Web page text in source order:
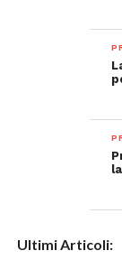
Ultimi Articoli: